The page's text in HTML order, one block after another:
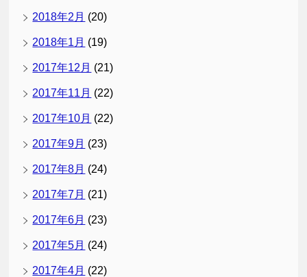
2018年2月 (20)
2018年1月 (19)
2017年12月 (21)
2017年11月 (22)
2017年10月 (22)
2017年9月 (23)
2017年8月 (24)
2017年7月 (21)
2017年6月 (23)
2017年5月 (24)
2017年4月 (22)